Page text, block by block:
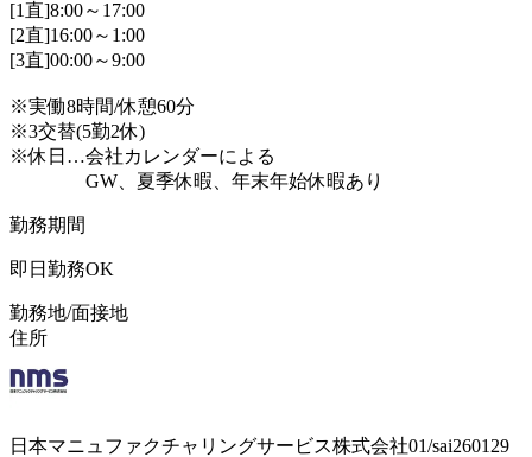
[1直]8:00～17:00
[2直]16:00～1:00
[3直]00:00～9:00
※実働8時間/休憩60分
※3交替(5勤2休)
※休日…会社カレンダーによる
GW、夏季休暇、年末年始休暇あり
勤務期間
即日勤務OK
勤務地/面接地
住所
日本マニュファクチャリングサービス株式会社01/sai260129